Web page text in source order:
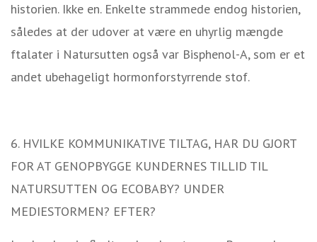
historien. Ikke en. Enkelte strammede endog historien,
således at der udover at være en uhyrlig mængde
ftalater i Natursutten også var Bisphenol-A, som er et
andet ubehageligt hormonforstyrrende stof.
6. HVILKE KOMMUNIKATIVE TILTAG, HAR DU GJORT
FOR AT GENOPBYGGE KUNDERNES TILLID TIL
NATURSUTTEN OG ECOBABY? UNDER
MEDIESTORMEN? EFTER?